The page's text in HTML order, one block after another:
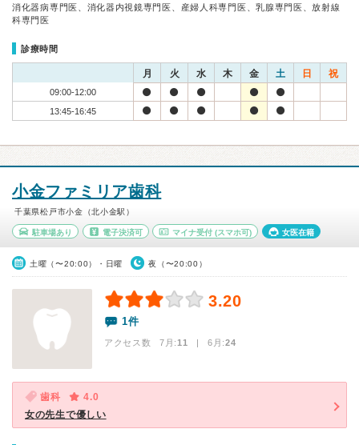
消化器病専門医、消化器内視鏡専門医、産婦人科専門医、乳腺専門医、放射線
科専門医
診療時間
月 火 水 木 金 土 日 祝
09:00-12:00
13:45-16:45
小金ファミリア歯科
千葉県松戸市小金（北小金駅）
駐車場あり 電子決済可 マイナ受付 (スマホ可) 女医在籍
土曜（〜20:00）・日曜 夜（〜20:00）
3.20
1件
アクセス数 7月:11 | 6月:24
歯科
4.0
女の先生で優しい